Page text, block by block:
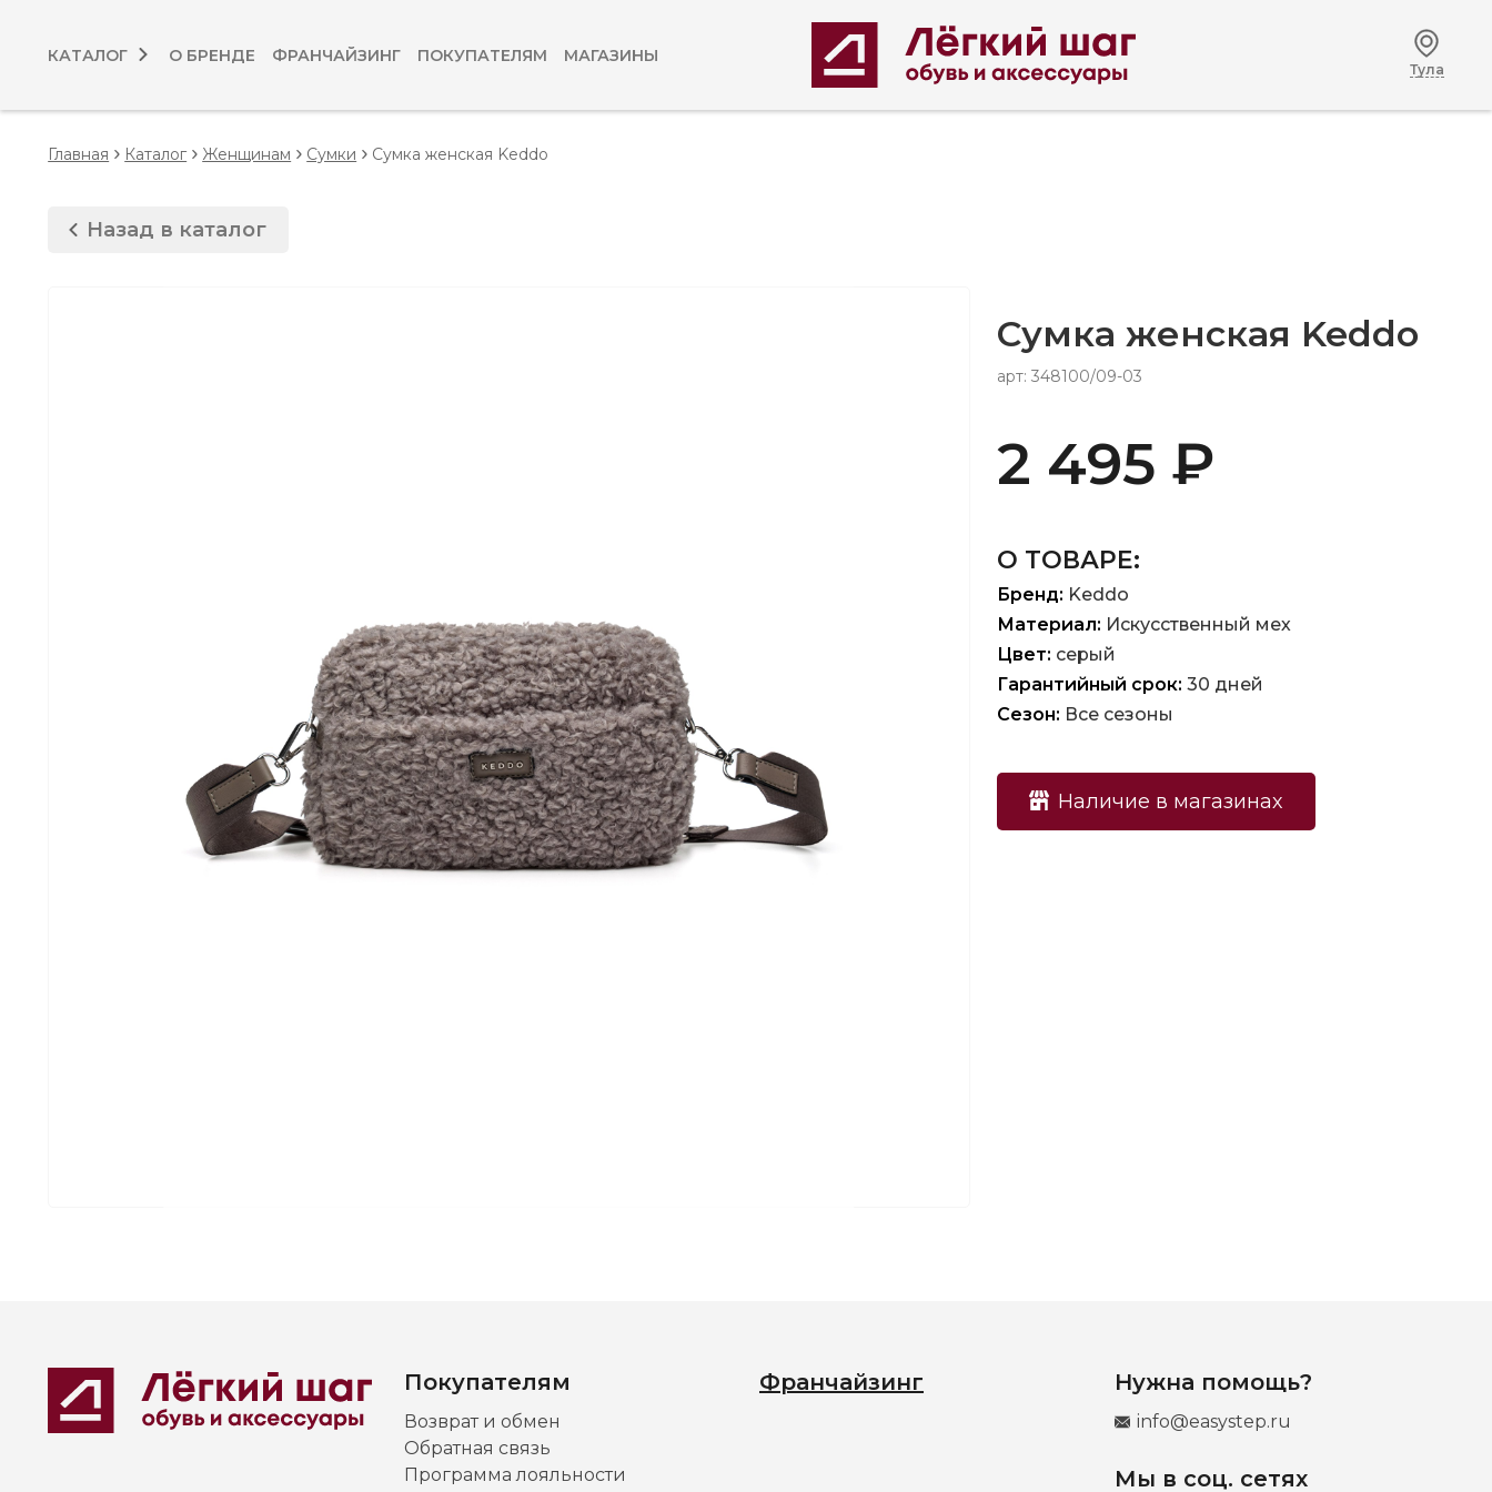
КАТАЛОГ О БРЕНДЕ ФРАНЧАЙЗИНГ ПОКУПАТЕЛЯМ МАГАЗИНЫ
Тула
Главная Каталог Женщинам Сумки Сумка женская Keddo
Назад в каталог
Сумка женская Keddo
арт: 348100/09-03
2 495 ₽
О ТОВАРЕ:
Бренд: Keddo
Материал: Искусственный мех
Цвет: серый
Гарантийный срок: 30 дней
Сезон: Все сезоны
Наличие в магазинах
Покупателям
Возврат и обмен
Обратная связь
Программа лояльности
Франчайзинг Нужна помощь?
info@easystep.ru
Мы в соц. сетях